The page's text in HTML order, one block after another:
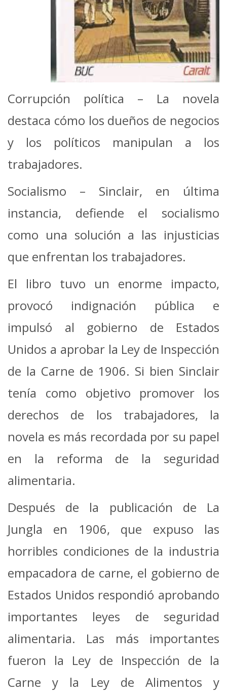
Corrupción política – La novela
destaca cómo los dueños de negocios
y los políticos manipulan a los
trabajadores.
Socialismo – Sinclair, en última
instancia, defiende el socialismo
como una solución a las injusticias
que enfrentan los trabajadores.
El libro tuvo un enorme impacto,
provocó indignación pública e
impulsó al gobierno de Estados
Unidos a aprobar la Ley de Inspección
de la Carne de 1906. Si bien Sinclair
tenía como objetivo promover los
derechos de los trabajadores, la
novela es más recordada por su papel
en la reforma de la seguridad
alimentaria.
Después de la publicación de La
Jungla en 1906, que expuso las
horribles condiciones de la industria
empacadora de carne, el gobierno de
Estados Unidos respondió aprobando
importantes leyes de seguridad
alimentaria.
Las más importantes
fueron la Ley de Inspección de la
Carne y la Ley de Alimentos y